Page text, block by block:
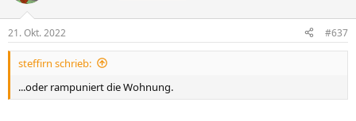
21. Okt. 2022 #637
steffirn schrieb:
...oder rampuniert die Wohnung.